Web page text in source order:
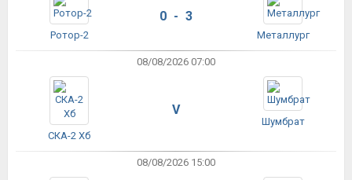
Ротор-2
0 - 3
Металлург
08/08/2026 07:00
СКА-2 Хб
V
Шумбрат
08/08/2026 15:00